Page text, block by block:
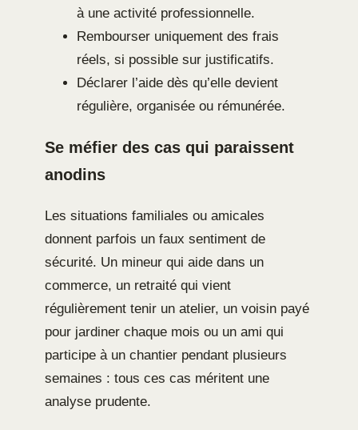
à une activité professionnelle.
Rembourser uniquement des frais
réels, si possible sur justificatifs.
Déclarer l’aide dès qu’elle devient
régulière, organisée ou rémunérée.
Se méfier des cas qui paraissent
anodins
Les situations familiales ou amicales
donnent parfois un faux sentiment de
sécurité. Un mineur qui aide dans un
commerce, un retraité qui vient
régulièrement tenir un atelier, un voisin payé
pour jardiner chaque mois ou un ami qui
participe à un chantier pendant plusieurs
semaines : tous ces cas méritent une
analyse prudente.